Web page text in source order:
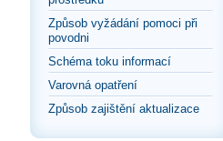
Způsob vyžádání pomoci při
povodni
Schéma toku informací
Varovná opatření
Způsob zajištění aktualizace